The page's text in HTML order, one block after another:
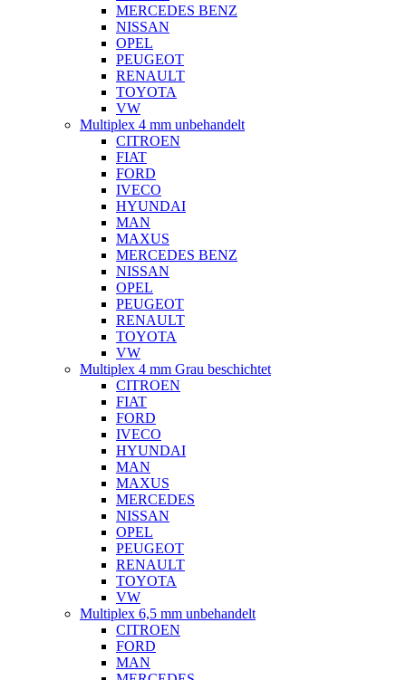
MERCEDES BENZ
NISSAN
OPEL
PEUGEOT
RENAULT
TOYOTA
VW
Multiplex 4 mm unbehandelt
CITROEN
FIAT
FORD
IVECO
HYUNDAI
MAN
MAXUS
MERCEDES BENZ
NISSAN
OPEL
PEUGEOT
RENAULT
TOYOTA
VW
Multiplex 4 mm Grau beschichtet
CITROEN
FIAT
FORD
IVECO
HYUNDAI
MAN
MAXUS
MERCEDES
NISSAN
OPEL
PEUGEOT
RENAULT
TOYOTA
VW
Multiplex 6,5 mm unbehandelt
CITROEN
FORD
MAN